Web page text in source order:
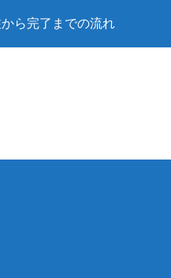
ら完了までの流れ